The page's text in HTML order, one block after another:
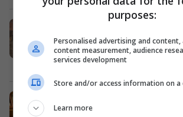
Shqiptari që mund
nuk e ka idenë çka
i territoreve
Lajme 10/03/2019
pasojat në një
purposes:
Personalised advertising and
content measurement, audience
services development
Store and/or access information on a
Learn more